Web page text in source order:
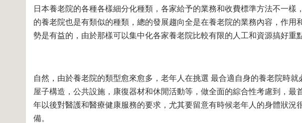
日本養老院的各種各樣細分化種類，各家給予的業務和收費標準方法不一
的養老院也是有類似的種類，總的發展趨向全是在養老院的業務內容，作
勢是有益的，由於那樣可以集中化各家養老院比較有限的人工和資源搞好重
自然，由於養老院的類型愈來愈多，老年人在挑選 最合適自身的養老院時
屋子構造，公共設施，康復器材和休閒活動等，做全面的綜合性考慮到，
年以後對醫護和醫療健康服務的要求，尤其要留意有時候老年人的身體狀
備。